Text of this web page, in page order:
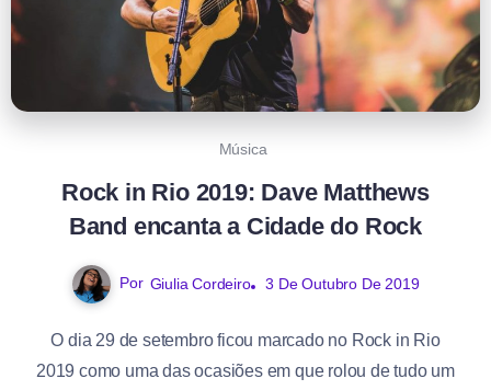
Música
Rock in Rio 2019: Dave Matthews
Band encanta a Cidade do Rock
Por Giulia Cordeiro 3 De Outubro De 2019
O dia 29 de setembro ficou marcado no Rock in Rio
2019 como uma das ocasiões em que rolou de tudo um